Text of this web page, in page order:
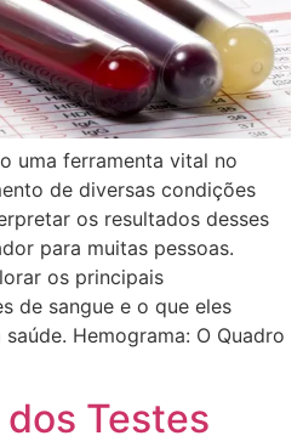
uma ferramenta vital no
de diversas condições
os resultados desses
para muitas pessoas.
os principais
de sangue e o que eles
Hemograma: O Quadro
Testes